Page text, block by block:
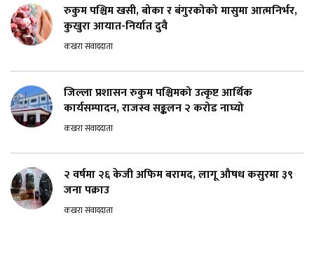
रुकुम पश्चिम खसी, बोका र बंगुरकोको मासुमा आत्मनिर्भर,
कुखुरा आयात-निर्यात दुवै
कखरा संवाददाता
जिल्ला प्रशासन रुकुम पश्चिमको उत्कृष्ट आर्थिक
कार्यसम्पादन, राजस्व सङ्कलन २ करोड नाघ्यो
कखरा संवाददाता
२ वर्षमा २६ केजी अफिम बरामद, लागू औषध कसुरमा ३९
जना पक्राउ
कखरा संवाददाता